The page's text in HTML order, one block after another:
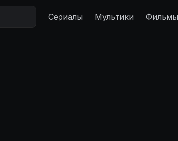
Сериалы Мультики Фильмы